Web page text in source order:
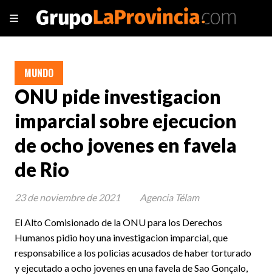
ONU pide investigacion
imparcial sobre ejecucion
de ocho jovenes en favela
de Rio
El Alto Comisionado de la ONU para los Derechos
Humanos pidio hoy una investigacion imparcial, que
responsabilice a los policias acusados de haber torturado
y ejecutado a ocho jovenes en una favela de Sao Gonçalo,
MUNDO
23 de noviembre de 2021 Agencia Télam